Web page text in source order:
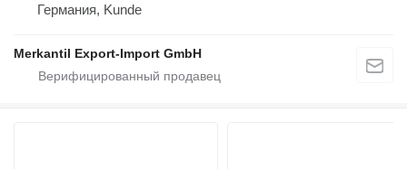
Германия, Kunde
Merkantil Export-Import GmbH